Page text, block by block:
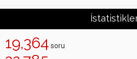
19,364 soru